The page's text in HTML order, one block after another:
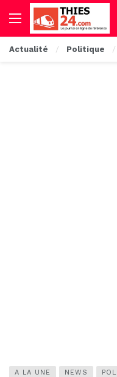
Actualité Politique
A LA UNE NEWS